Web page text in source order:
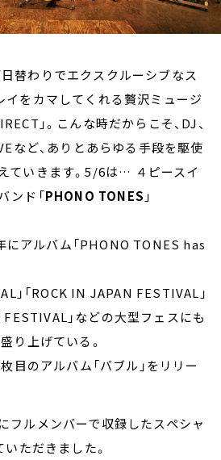
替わりでエクスクルーシブなス
イをカマしてくれる贅沢ミュージ
」。こんな時だからこそ、DJ、
など、ありとあらゆる手段を駆使
ていきます。5/6は… ４ピースイ
ンド「PHONO TONES 」
にアルバム「PHONO TONES has
」「ROCK IN JAPAN FESTIVAL」
」などの大型フェスにも
り上げている。
目のアルバム「バブル」をリリー
フルメンバーで収録したスペシャ
ただきました。